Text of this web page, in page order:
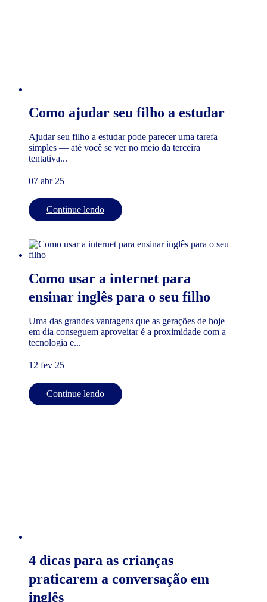
Como ajudar seu filho a estudar
Ajudar seu filho a estudar pode parecer uma tarefa
simples — até você se ver no meio da terceira
tentativa...
07 abr 25
Continue lendo
Como usar a internet para
ensinar inglês para o seu filho
Uma das grandes vantagens que as gerações de hoje
em dia conseguem aproveitar é a proximidade com a
tecnologia e...
12 fev 25
Continue lendo
4 dicas para as crianças
praticarem a conversação em
inglês